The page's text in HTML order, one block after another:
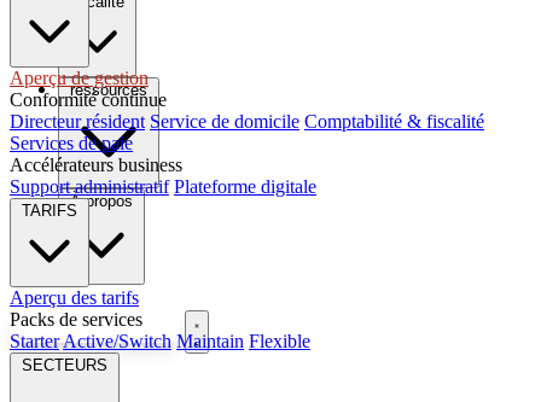
ressources
À propos
Réserver un appel
FR
Aperçu de gestion
Conformité continue
Directeur résident Service de domicile Comptabilité & fiscalité
Services de paie
Accélérateurs business
Support administratif Plateforme digitale
TARIFS
Aperçu des tarifs
Packs de services
StarterActive/Switch Maintain Flexible
SECTEURS